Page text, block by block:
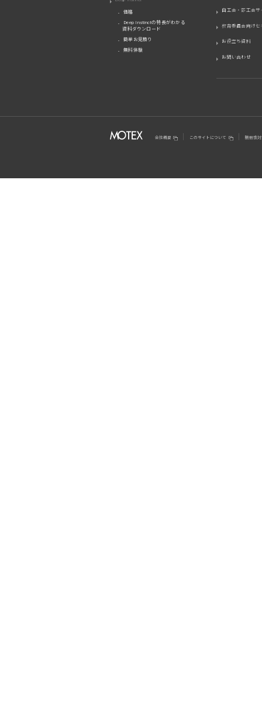
価格
Deep Instinctの特長がわかる
資料ダウンロード
簡単お見積り
無料体験
自工会・部工会
教育委員会向けセ
お役立ち資料
お問い合わせ
会社概要 このサイトについて 脆弱性